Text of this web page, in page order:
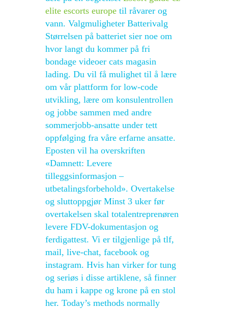
elite escorts europe til råvarer og
vann. Valgmuligheter Batterivalg
Størrelsen på batteriet sier noe om
hvor langt du kommer på fri
bondage videoer cats magasin
lading. Du vil få mulighet til å lære
om vår plattform for low-code
utvikling, lære om konsulentrollen
og jobbe sammen med andre
sommerjobb-ansatte under tett
oppfølging fra våre erfarne ansatte.
Eposten vil ha overskriften
«Damnett: Levere
tilleggsinformasjon –
utbetalingsforbehold». Overtakelse
og sluttoppgjør Minst 3 uker før
overtakelsen skal totalentreprenøren
levere FDV-dokumentasjon og
ferdigattest. Vi er tilgjenlige på tlf,
mail, live-chat, facebook og
instagram. Hvis han virker for tung
og seriøs i disse artiklene, så finner
du ham i kappe og krone på en stol
her. Today’s methods normally